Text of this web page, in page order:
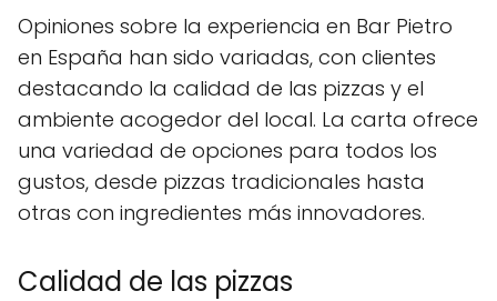
Opiniones sobre la experiencia en Bar Pietro
en España han sido variadas, con clientes
destacando la calidad de las pizzas y el
ambiente acogedor del local. La carta ofrece
una variedad de opciones para todos los
gustos, desde pizzas tradicionales hasta
otras con ingredientes más innovadores.
Calidad de las pizzas